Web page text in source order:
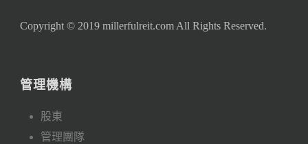
Copyright © 2019 millerfulreit.com All Rights Reserved.
管理機構
股東
管理團隊